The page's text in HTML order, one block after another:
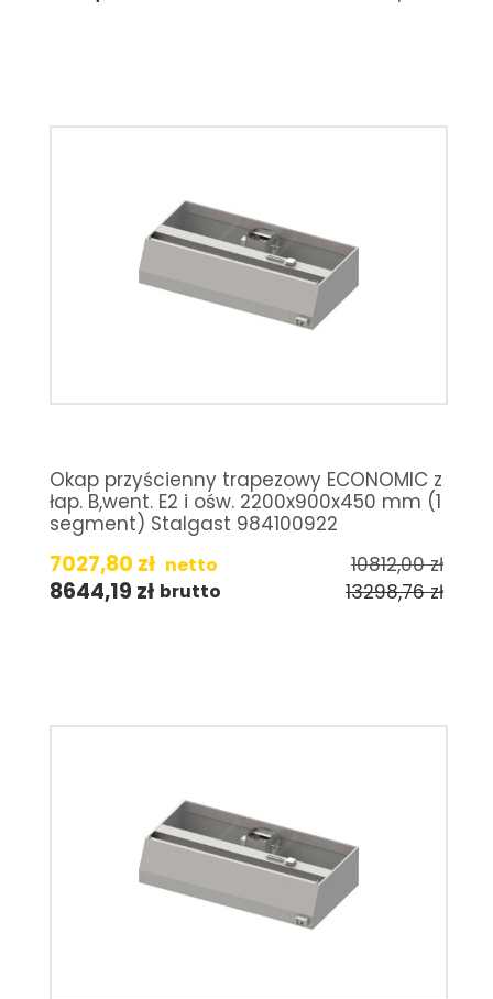
Okap przyścienny trapezowy ECONOMIC z
łap. B,went. E2 i ośw. 2200x900x450 mm (1
segment) Stalgast 984100922
7027,80 zł netto 10812,00zł
8644,19 zł brutto 13298,76zł